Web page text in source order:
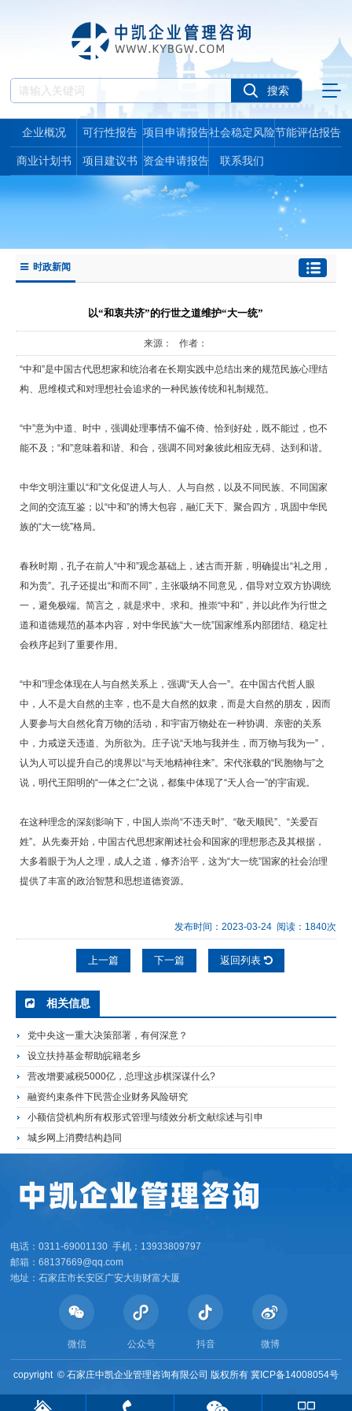
企业概况 可行性报告 项目申请报告社会稳定风险
报告
节能评估报告
商业计划书 项目建议书 资金申请报告 联系我们
时政新闻
以“和衷共济”的行世之道维护“大一统”
来源： 作者：
“中和”是中国古代思想家和统治者在长期实践中总结出来的规范民族心理结
构、思维模式和对理想社会追求的一种民族传统和礼制规范。
“中”意为中道、时中，强调处理事情不偏不倚、恰到好处，既不能过，也不
能不及；“和”意味着和谐、和合，强调不同对象彼此相应无碍、达到和谐。
中华文明注重以“和”文化促进人与人、人与自然，以及不同民族、不同国家
之间的交流互鉴；以“中和”的博大包容，融汇天下、聚合四方，巩固中华民
族的“大一统”格局。
春秋时期，孔子在前人“中和”观念基础上，述古而开新，明确提出“礼之用，
和为贵”。孔子还提出“和而不同”，主张吸纳不同意见，倡导对立双方协调统
一，避免极端。简言之，就是求中、求和。推崇“中和”，并以此作为行世之
道和道德规范的基本内容，对中华民族“大一统”国家维系内部团结、稳定社
会秩序起到了重要作用。
“中和”理念体现在人与自然关系上，强调“天人合一”。在中国古代哲人眼
中，人不是大自然的主宰，也不是大自然的奴隶，而是大自然的朋友，因而
人要参与大自然化育万物的活动，和宇宙万物处在一种协调、亲密的关系
中，力戒逆天违道、为所欲为。庄子说“天地与我并生，而万物与我为一”，
认为人可以提升自己的境界以“与天地精神往来”。宋代张载的“民胞物与”之
说，明代王阳明的“一体之仁”之说，都集中体现了“天人合一”的宇宙观。
在这种理念的深刻影响下，中国人崇尚“不违天时”、“敬天顺民”、“关爱百
姓”。从先秦开始，中国古代思想家阐述社会和国家的理想形态及其根据，
大多着眼于为人之理，成人之道，修齐治平，这为“大一统”国家的社会治理
提供了丰富的政治智慧和思想道德资源。
发布时间：2023-03-24 阅读：1840次
上一篇 下一篇 返回列表
相关信息
党中央这一重大决策部署，有何深意？
设立扶持基金帮助皖籍老乡
营改增要减税5000亿，总理这步棋深谋什么?
融资约束条件下民营企业财务风险研究
小额信贷机构所有权形式管理与绩效分析文献综述与引申
城乡网上消费结构趋同
电话：0311-69001130 手机：13933809797
邮箱：68137669@qq.com
地址：石家庄市长安区广安大街财富大厦
微信 公众号 抖音 微博
copyright © 石家庄中凯企业管理咨询有限公司 版权所有 冀ICP备14008054号